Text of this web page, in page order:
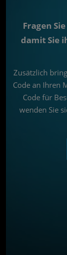
Fragen
damit Sie
Zusätzlich
Code an Ihren
Code für
wenden Sie